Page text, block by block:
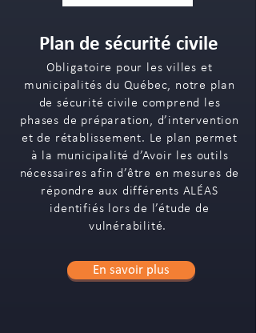
Plan de sécurité civile
Obligatoire pour les villes et
municipalités du Québec, notre plan
de sécurité civile comprend les
phases de préparation, d’intervention
et de rétablissement. Le plan permet
à la municipalité d’Avoir les outils
nécessaires afin d’être en mesures de
répondre aux différents ALÉAS
identifiés lors de l’étude de
vulnérabilité.
En savoir plus